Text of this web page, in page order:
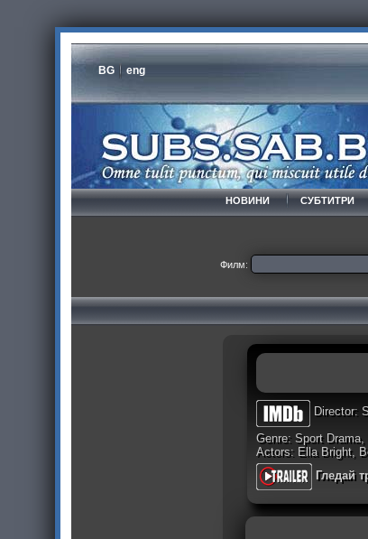
BG eng
НОВИНИ СУБТИТРИ
Филм:
Director:
Genre: Sport Drama,
Actors: Ella Bright,
Гледай